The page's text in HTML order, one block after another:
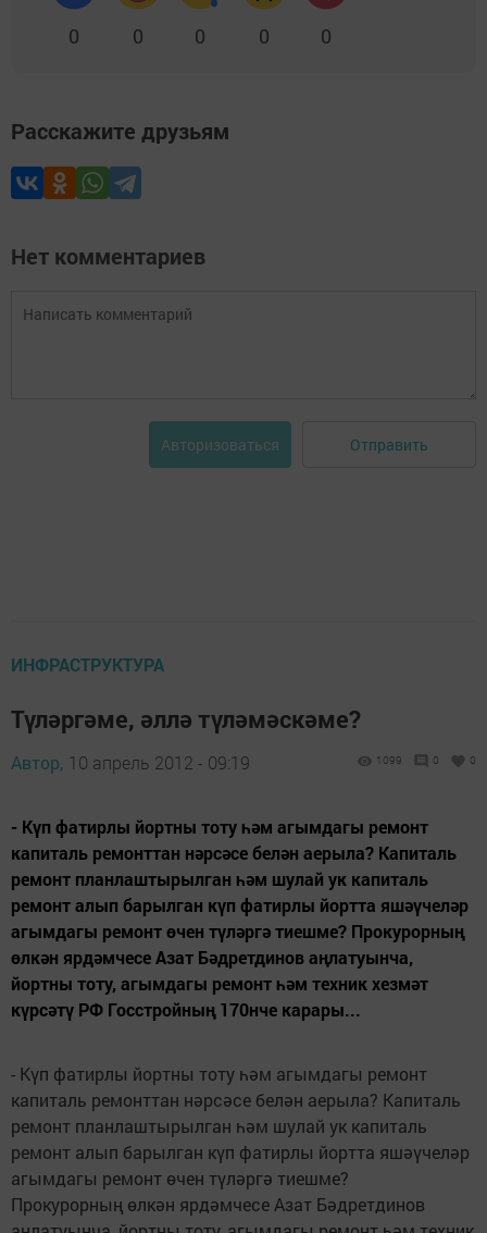
0 0 0 0 0
Расскажите друзьям
Нет комментариев
Авторизоваться Отправить
ИНФРАСТРУКТУРА
Түләргәме, әллә түләмәскәме?
Автор, 10 апрель 2012 - 09:19 1099 0 0
- Күп фатирлы йортны тоту һәм агымдагы ремонт
капиталь ремонттан нәрсәсе белән аерыла? Капиталь
ремонт планлаштырылган һәм шулай ук капиталь
ремонт алып барылган күп фатирлы йортта яшәүчеләр
агымдагы ремонт өчен түләргә тиешме? Прокурорның
өлкән ярдәмчесе Азат Бәдретдинов аңлатуынча,
йортны тоту, агымдагы ремонт һәм техник хезмәт
күрсәтү РФ Госстройның 170нче карары...
- Күп фатирлы йортны тоту һәм агымдагы ремонт
капиталь ремонттан нәрсәсе белән аерыла? Капиталь
ремонт планлаштырылган һәм шулай ук капиталь
ремонт алып барылган күп фатирлы йортта яшәүчеләр
агымдагы ремонт өчен түләргә тиешме?
Прокурорның өлкән ярдәмчесе Азат Бәдретдинов